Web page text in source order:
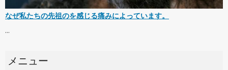
なぜ私たちの先祖のを感じる痛みによっています。
...
メニュー